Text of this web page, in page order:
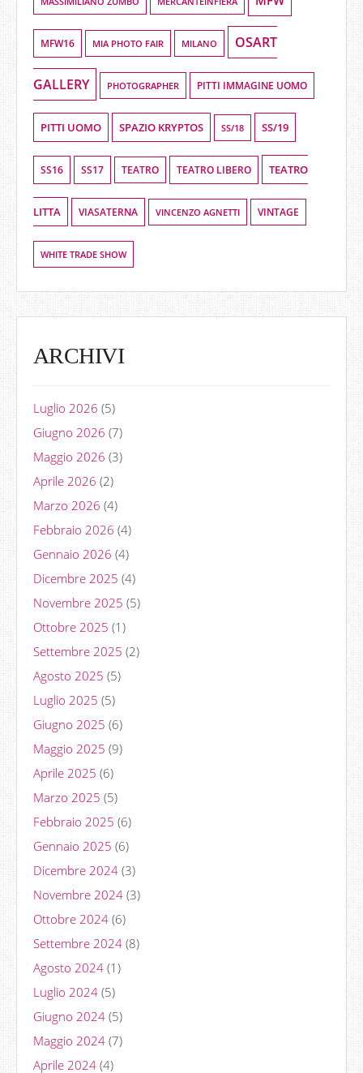
MFW16 MIA PHOTO FAIR MILANO OSART
GALLERY PHOTOGRAPHER PITTI IMMAGINE UOMO
PITTI UOMO SPAZIO KRYPTOS SS/18 SS/19
SS16 SS17 TEATRO TEATRO LIBERO TEATRO
LITTA VIASATERNA VINCENZO AGNETTI VINTAGE
WHITE TRADE SHOW
ARCHIVI
Luglio 2026 (5)
Giugno 2026 (7)
Maggio 2026 (3)
Aprile 2026 (2)
Marzo 2026 (4)
Febbraio 2026 (4)
Gennaio 2026 (4)
Dicembre 2025 (4)
Novembre 2025 (5)
Ottobre 2025 (1)
Settembre 2025 (2)
Agosto 2025 (5)
Luglio 2025 (5)
Giugno 2025 (6)
Maggio 2025 (9)
Aprile 2025 (6)
Marzo 2025 (5)
Febbraio 2025 (6)
Gennaio 2025 (6)
Dicembre 2024 (3)
Novembre 2024 (3)
Ottobre 2024 (6)
Settembre 2024 (8)
Agosto 2024 (1)
Luglio 2024 (5)
Giugno 2024 (5)
Maggio 2024 (7)
Aprile 2024 (4)